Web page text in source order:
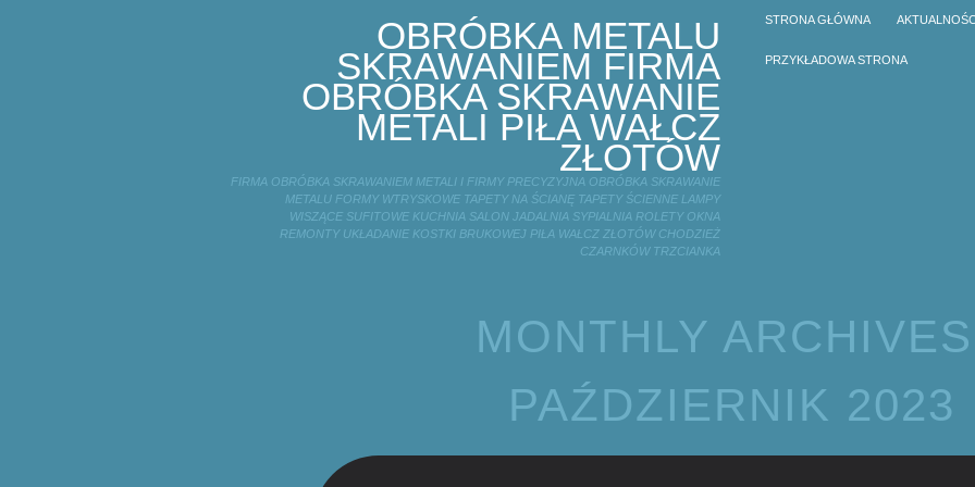
OBRÓBKA METALU
SKRAWANIEM FIRMA
OBRÓBKA SKRAWANIE
METALI PIŁA WAŁCZ
ZŁOTÓW
FIRMA OBRÓBKA SKRAWANIEM METALI I FIRMY PRECYZYJNA OBRÓBKA SKRAWANIE
METALU FORMY WTRYSKOWE TAPETY NA ŚCIANĘ TAPETY ŚCIENNE LAMPY
WISZĄCE SUFITOWE KUCHNIA SALON JADALNIA SYPIALNIA ROLETY OKNA
REMONTY UKŁADANIE KOSTKI BRUKOWEJ PIŁA WAŁCZ ZŁOTÓW CHODZIEŻ
CZARNKÓW TRZCIANKA
STRONA GŁÓWNA
PRZYKŁADOWA STRONA
MONTHLY
PAŹDZIERNIK 2023